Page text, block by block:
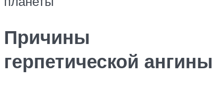
Причины
герпетической ангины